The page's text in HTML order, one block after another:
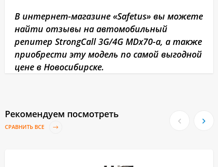
В интернет-магазине «Safetus» вы можете
найти отзывы на автомобильный
репитер StrongCall 3G/4G MDx70-a, а также
приобрести эту модель по самой выгодной
цене в Новосибирске.
Рекомендуем посмотреть
СРАВНИТЬ ВСЕ